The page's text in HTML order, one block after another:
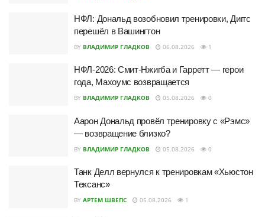
НФЛ: Дональд возобновил тренировки, Диггс
перешёл в Вашингтон
BY ВЛАДИМИР ГЛАДКОВ 06.08.2026 1
НФЛ-2026: Смит-Нжигба и Гарретт — герои
года, Махоумс возвращается
BY ВЛАДИМИР ГЛАДКОВ 05.08.2026 0
Аарон Дональд провёл тренировку с «Рэмс»
— возвращение близко?
BY ВЛАДИМИР ГЛАДКОВ 05.08.2026 0
Танк Делл вернулся к тренировкам «Хьюстон
Тексанс»
BY АРТЕМ ШВЕПС 05.08.2026 1